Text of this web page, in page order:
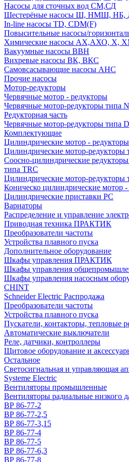
Насосы для сточных вод СМ,СД
Шестерёные насосы Ш, НМШ, НБ,
In-line насосы TD, CDM(F)
Повысительные насосы/
Химические насосы АХ,АХО, Х,
Вакуумные насосы ВВН
Вихревые насосы ВК, ВКС
Самовсасывающие насосы АНС
Прочие насосы
Мотор-редукторы
Червячные мотор - редукторы
Червячные мотор-редукторы типа
Редукторная часть
Червячные мотор-редукторы типа
Комплектующие
Цилиндрические мотор - редукторы
Цилиндрические мотор-редукторы
Соосно-цилиндрические
типа TRC
Цилиндрические мотор-редукторы
Коническо цилиндрические мотор
Цилиндрические приставки PC
Вариаторы
Распределение и управление
Приводная техника ПРАКТИК
Преобразователи частоты
Устройства плавного пуска
Дополнительное оборудование
Шкафы управления ПРАКТИК
Шкафы управления
Шкафы управления насосным
CHINT
Schneider Electric Распродажа
Преобразователи частоты
Устройства плавного пуска
Пускатели, контакторы, тепловые
Автоматические выключатели
Реле, датчики, контроллеры
Щитовое оборудование и
Остальное
Светосигнальная и управляющая
Systeme Electric
Вентиляторы промышленные
Вентиляторы радиальные низкого
ВР 86-77-2
ВР 86-77-2,5
ВР 86-77-3,15
ВР 86-77-4
ВР 86-77-5
ВР 86-77-6,3
ВР 86-77-8